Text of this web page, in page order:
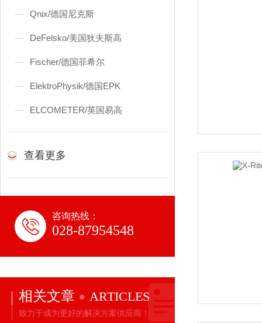
Qnix/德国尼克斯
DeFelsko/美国狄夫斯高
Fischer/德国菲希尔
ElektroPhysik/德国EPK
ELCOMETER/英国易高
查看更多
咨询热线：
028-87954548
相关文章 ARTICLES
致力于成为更好的解决方案供应商！